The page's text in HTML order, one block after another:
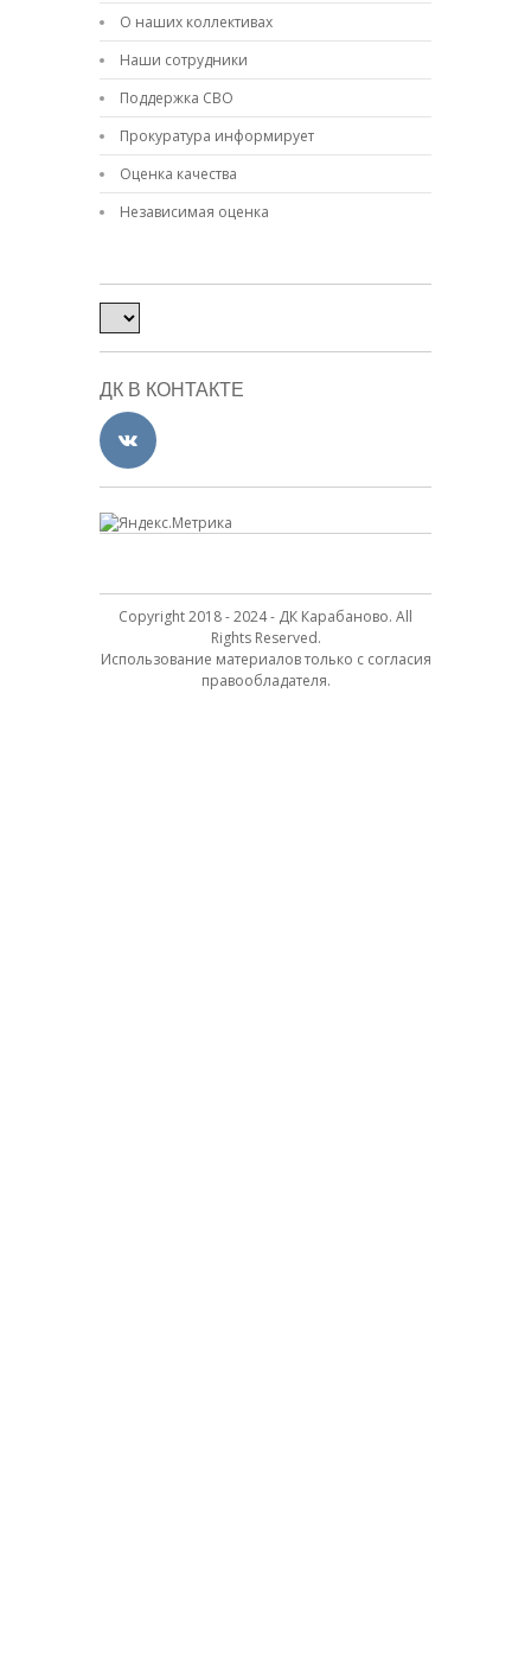
О наших коллективах
Наши сотрудники
Поддержка СВО
Прокуратура информирует
Оценка качества
Независимая оценка
ДК В КОНТАКТЕ
Copyright 2018 - 2024 - ДК Карабаново. All
Rights Reserved.
Использование материалов только с согласия
правообладателя.